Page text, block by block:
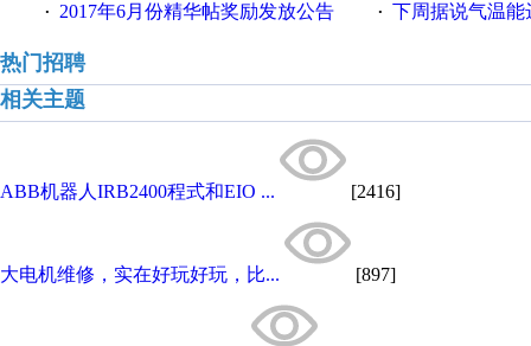
· 2017年6月份精华帖奖励发放公告 · 下周据说气温能
热门招聘
相关主题
ABB机器人IRB2400程式和EIO ... [2416]
大电机维修，实在好玩好玩，比... [897]